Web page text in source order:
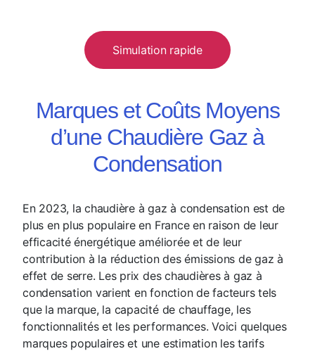
Simulation rapide
Marques et Coûts Moyens
d’une Chaudière Gaz à
Condensation
En 2023, la chaudière à gaz à condensation est de
plus en plus populaire en France en raison de leur
efficacité énergétique améliorée et de leur
contribution à la réduction des émissions de gaz à
effet de serre. Les prix des chaudières à gaz à
condensation varient en fonction de facteurs tels
que la marque, la capacité de chauffage, les
fonctionnalités et les performances. Voici quelques
marques populaires et une estimation les tarifs